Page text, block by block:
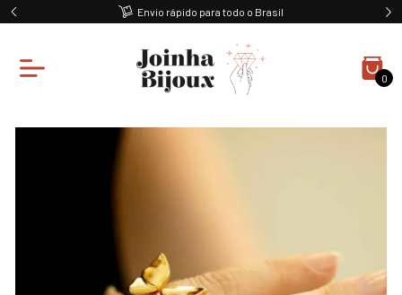
Envio rápido para todo o Brasil
0